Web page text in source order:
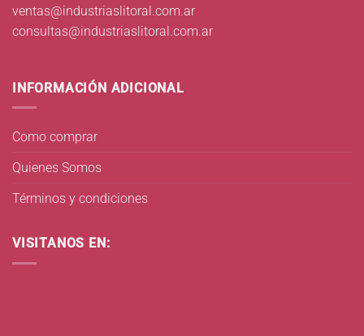
ventas@industriaslitoral.com.ar
consultas@industriaslitoral.com.ar
INFORMACIÓN ADICIONAL
Como comprar
Quienes Somos
Términos y condiciones
VISITANOS EN: